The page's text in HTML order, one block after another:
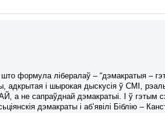
формула лібералаў – “дэмакратыя –
адкрытая і шырокая дыскусія ў СМІ,
не сапраўднай дэмакратыі. І ў гэтым
дэмакраты і аб’явілі Біблію –